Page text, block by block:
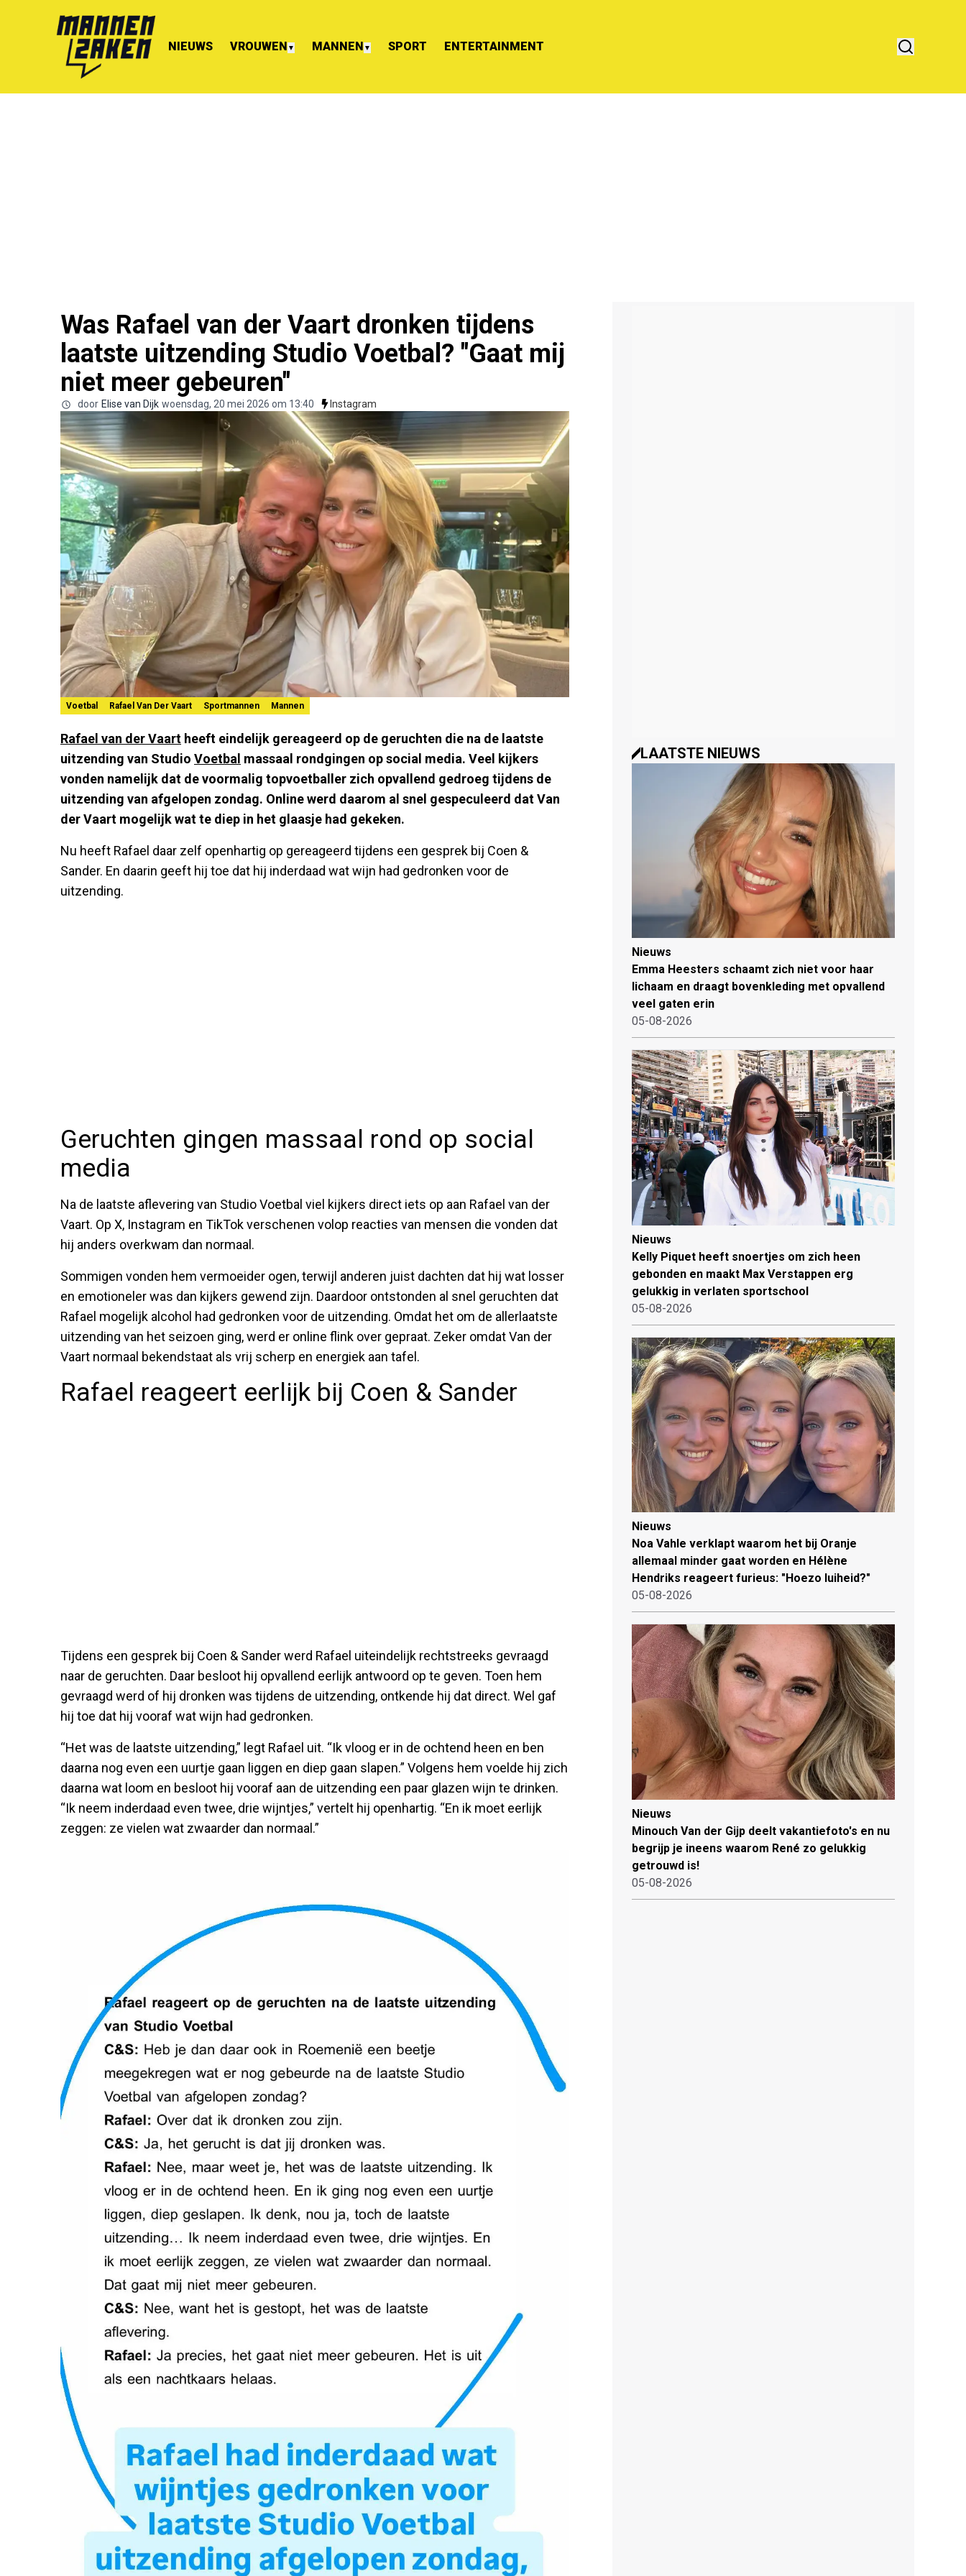
NIEUWS VROUWEN ▼ MANNEN ▼ SPORT ENTERTAINMENT
Was Rafael van der Vaart dronken tijdens
laatste uitzending Studio Voetbal? "Gaat mij
niet meer gebeuren"
door Elise van Dijk woensdag, 20 mei 2026 om 13:40 Instagram
Voetbal Rafael Van Der Vaart Sportmannen Mannen
Rafael van der Vaart heeft eindelijk gereageerd op de geruchten die na de laatste
uitzending van Studio Voetbal massaal rondgingen op social media. Veel kijkers
vonden namelijk dat de voormalig topvoetballer zich opvallend gedroeg tijdens de
uitzending van afgelopen zondag. Online werd daarom al snel gespeculeerd dat Van
der Vaart mogelijk wat te diep in het glaasje had gekeken.
Nu heeft Rafael daar zelf openhartig op gereageerd tijdens een gesprek bij Coen &
Sander. En daarin geeft hij toe dat hij inderdaad wat wijn had gedronken voor de
uitzending.
Geruchten gingen massaal rond op social
media
Na de laatste aflevering van Studio Voetbal viel kijkers direct iets op aan Rafael van der
Vaart. Op X, Instagram en TikTok verschenen volop reacties van mensen die vonden dat
hij anders overkwam dan normaal.
Sommigen vonden hem vermoeider ogen, terwijl anderen juist dachten dat hij wat losser
en emotioneler was dan kijkers gewend zijn. Daardoor ontstonden al snel geruchten dat
Rafael mogelijk alcohol had gedronken voor de uitzending. Omdat het om de allerlaatste
uitzending van het seizoen ging, werd er online flink over gepraat. Zeker omdat Van der
Vaart normaal bekendstaat als vrij scherp en energiek aan tafel.
Rafael reageert eerlijk bij Coen & Sander
Tijdens een gesprek bij Coen & Sander werd Rafael uiteindelijk rechtstreeks gevraagd
naar de geruchten. Daar besloot hij opvallend eerlijk antwoord op te geven. Toen hem
gevraagd werd of hij dronken was tijdens de uitzending, ontkende hij dat direct. Wel gaf
hij toe dat hij vooraf wat wijn had gedronken.
“Het was de laatste uitzending,” legt Rafael uit. “Ik vloog er in de ochtend heen en ben
daarna nog even een uurtje gaan liggen en diep gaan slapen.” Volgens hem voelde hij zich
daarna wat loom en besloot hij vooraf aan de uitzending een paar glazen wijn te drinken.
“Ik neem inderdaad even twee, drie wijntjes,” vertelt hij openhartig. “En ik moet eerlijk
zeggen: ze vielen wat zwaarder dan normaal.”
LAATSTE NIEUWS
Nieuws
Emma Heesters schaamt zich niet voor haar
lichaam en draagt bovenkleding met opvallend
veel gaten erin
05-08-2026
Nieuws
Kelly Piquet heeft snoertjes om zich heen
gebonden en maakt Max Verstappen erg
gelukkig in verlaten sportschool
05-08-2026
Nieuws
Noa Vahle verklapt waarom het bij Oranje
allemaal minder gaat worden en Hélène
Hendriks reageert furieus: "Hoezo luiheid?"
05-08-2026
Nieuws
Minouch Van der Gijp deelt vakantiefoto's en nu
begrijp je ineens waarom René zo gelukkig
getrouwd is!
05-08-2026